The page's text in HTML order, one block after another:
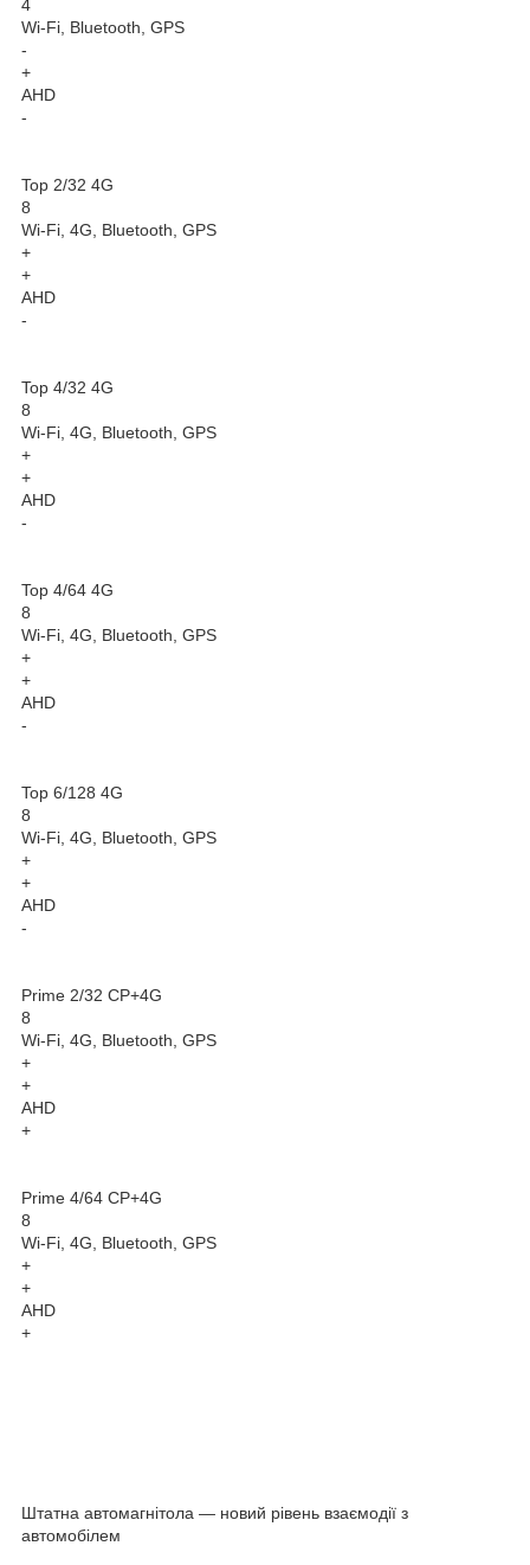
4
Wi-Fi, Bluetooth, GPS
-
+
AHD
-
Top 2/32 4G
8
Wi-Fi, 4G, Bluetooth, GPS
+
+
AHD
-
Top 4/32 4G
8
Wi-Fi, 4G, Bluetooth, GPS
+
+
AHD
-
Top 4/64 4G
8
Wi-Fi, 4G, Bluetooth, GPS
+
+
AHD
-
Top 6/128 4G
8
Wi-Fi, 4G, Bluetooth, GPS
+
+
AHD
-
Prime 2/32 CP+4G
8
Wi-Fi, 4G, Bluetooth, GPS
+
+
AHD
+
Prime 4/64 CP+4G
8
Wi-Fi, 4G, Bluetooth, GPS
+
+
AHD
+
Штатна автомагнітола — новий рівень взаємодії з
автомобілем